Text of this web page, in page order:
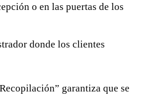
o en las puertas de los
donde los clientes
garantiza que se